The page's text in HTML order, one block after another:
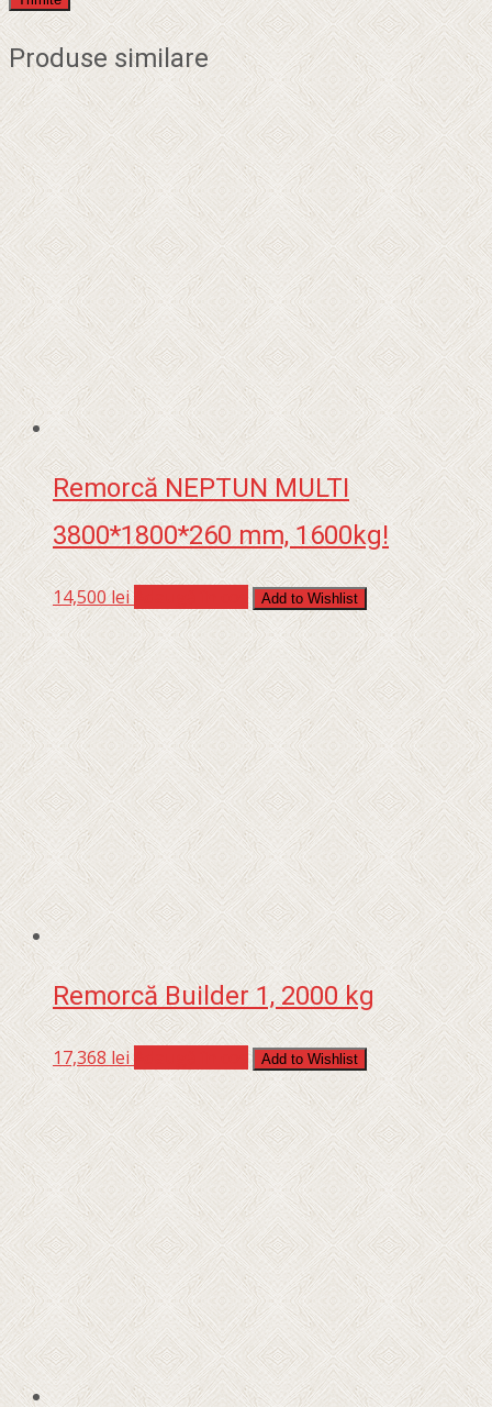
Produse similare
Remorcă NEPTUN MULTI
3800*1800*260 mm, 1600kg!
14,500lei Add to Wishlist
Remorcă Builder 1, 2000 kg
17,368 lei Add to Wishlist